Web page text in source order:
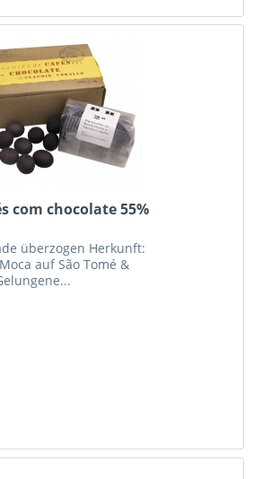
com chocolate 55%
überzogen Herkunft:
auf São Tomé &